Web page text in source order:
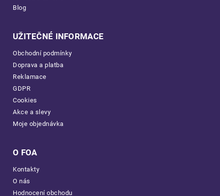
Blog
UŽITEČNÉ INFORMACE
Obchodní podmínky
Doprava a platba
Reklamace
GDPR
Cookies
Akce a slevy
Moje objednávka
O FOA
Kontakty
O nás
Hodnocení obchodu